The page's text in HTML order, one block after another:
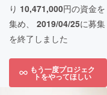
り 10,471,000円の資金を
集め、 2019/04/25に募集
を終了しました
もう一度プロジェク
トをやってほしい